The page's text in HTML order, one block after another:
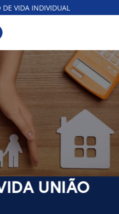
DE VIDA INDIVIDUAL
UNIÃO